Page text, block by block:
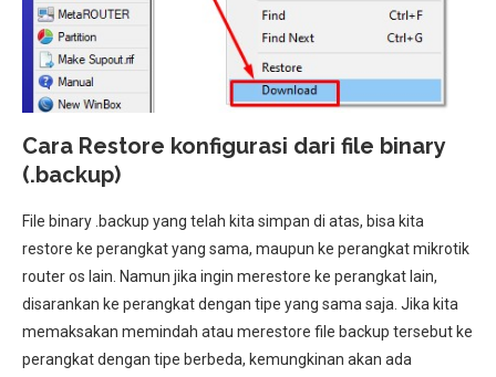
Cara Restore konfigurasi dari file binary
(.backup)
File binary .backup yang telah kita simpan di atas, bisa kita
restore ke perangkat yang sama, maupun ke perangkat mikrotik
router os lain. Namun jika ingin merestore ke perangkat lain,
disarankan ke perangkat dengan tipe yang sama saja. Jika kita
memaksakan memindah atau merestore file backup tersebut ke
perangkat dengan tipe berbeda, kemungkinan akan ada